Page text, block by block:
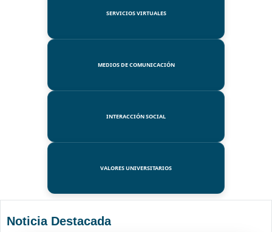
SERVICIOS VIRTUALES
MEDIOS DE COMUNICACIÓN
INTERACCIÓN SOCIAL
VALORES UNIVERSITARIOS
Noticia Destacada